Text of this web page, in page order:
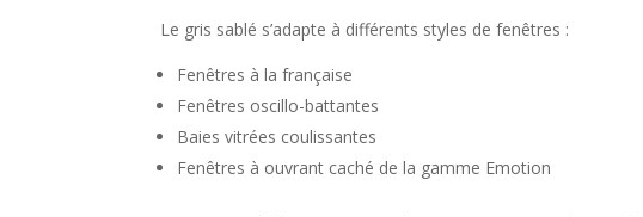
Le gris sablé s’adapte à différents styles de fenêtres :
Fenêtres à la française
Fenêtres oscillo-battantes
Baies vitrées coulissantes
Fenêtres à ouvrant caché de la gamme Emotion